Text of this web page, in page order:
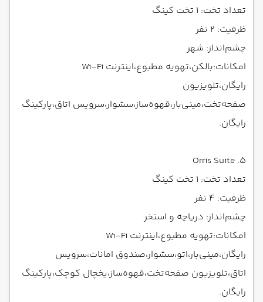
تعداد تخت: ۱ تخت کینگ
ظرفیت: ۲ نفر
چشم‌انداز: شهر
امکانات:بالکن،تهویه مطبوع،اینترنت Wi-Fi
رایگان،تلویزیون
صفحه‌تخت،مینی‌بار،قهوه‌ساز،سشوار،سرویس اتاق،پارکینگ
رایگان.
5. Orris Suite
تعداد تخت: ۱ تخت کینگ
ظرفیت: ۴ نفر
چشم‌انداز: دریاچه و استخر
امکانات:تهویه مطبوع،اینترنت Wi-Fi
رایگان،مینی‌بار،اتو،سشوار،صندوق امانات،سرویس
اتاق،تلویزیون صفحه‌تخت،قهوه‌ساز،یخچال کوچک،پارکینگ
رایگان.